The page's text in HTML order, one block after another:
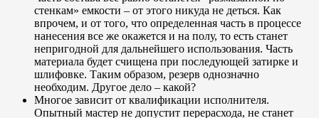
стенкам» емкости – от этого никуда не деться. Как
впрочем, и от того, что определенная часть в процессе
нанесения все же окажется и на полу, то есть станет
непригодной для дальнейшего использования. Часть
материала будет счищена при последующей затирке и
шлифовке. Таким образом, резерв однозначно
необходим. Другое дело – какой?
Многое зависит от квалификации исполнителя.
Опытный мастер не допустит перерасхода, не станет